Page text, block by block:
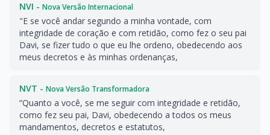
NVI - Nova Versão Internacional
"E se você andar segundo a minha vontade, com
integridade de coração e com retidão, como fez o seu pai
Davi, se fizer tudo o que eu lhe ordeno, obedecendo aos
meus decretos e às minhas ordenanças,
NVT - Nova Versão Transformadora
“Quanto a você, se me seguir com integridade e retidão,
como fez seu pai, Davi, obedecendo a todos os meus
mandamentos, decretos e estatutos,